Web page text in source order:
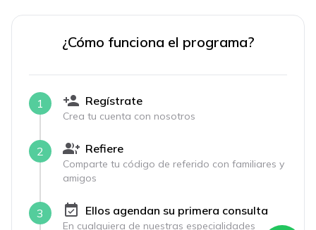
¿Cómo funciona el programa?
1 person_add Regístrate
Crea tu cuenta con nosotros
2 group_add Refiere
Comparte tu código de referido con familiares y
amigos
3 event_available Ellos agendan su primera consulta
En cualquiera de nuestras especialidades